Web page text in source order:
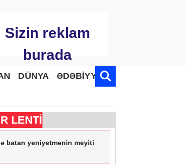
Sizin reklam
burada
DÜNYA ƏDƏBİYYAT
LENTİ
batan yeniyetmənin meyiti